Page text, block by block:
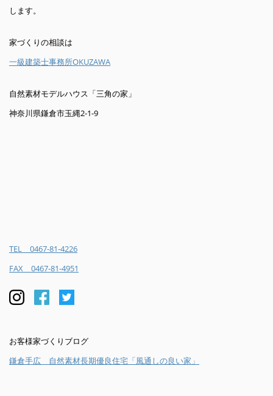
します。
家づくりの相談は
一級建築士事務所OKUZAWA
自然素材モデルハウス「三角の家」
神奈川県鎌倉市玉縄2-1-9
TEL 0467-81-4226
FAX 0467-81-4951
お客様家づくりブログ
鎌倉手広 自然素材長期優良住宅「風通しの良い家」